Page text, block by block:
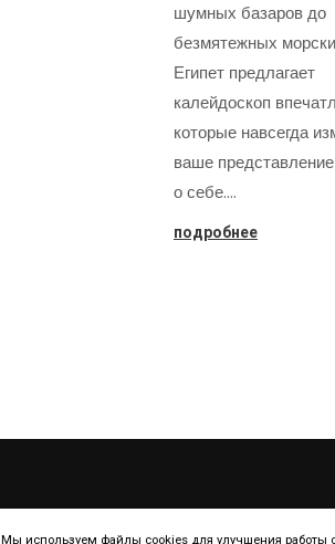
шумных базаров до
безмятежных
Египет предлагает
калейдоскоп
которые навсегда
ваше
о себе.…
подробнее
Мы используем файлы cookies для улучшения работы